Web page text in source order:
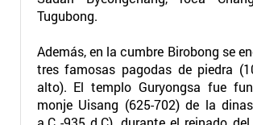
Tugubong.
Además, en la cumbre Birobong se
tres famosas pagodas de piedra
alto). El templo Guryongsa fue
monje Uisang (625-702) de la